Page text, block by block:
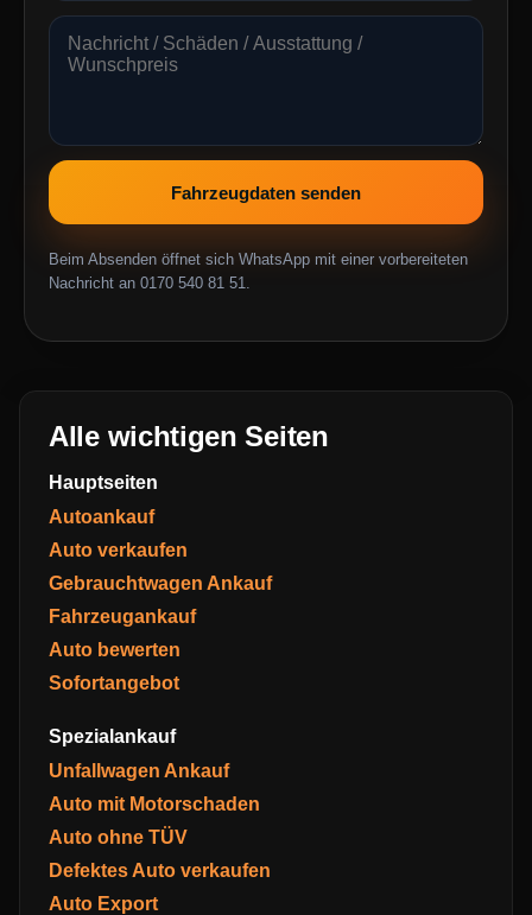
Fahrzeugdaten senden
Beim Absenden öffnet sich WhatsApp mit einer vorbereiteten
Nachricht an 0170 540 81 51.
Alle wichtigen Seiten
Hauptseiten
Autoankauf
Auto verkaufen
Gebrauchtwagen Ankauf
Fahrzeugankauf
Auto bewerten
Sofortangebot
Spezialankauf
Unfallwagen Ankauf
Auto mit Motorschaden
Auto ohne TÜV
Defektes Auto verkaufen
Auto Export